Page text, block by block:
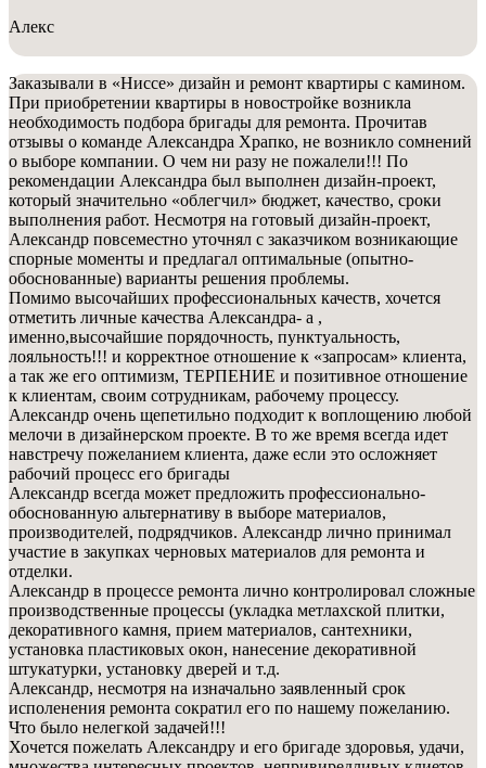
Алекс
Заказывали в «Ниссе» дизайн и ремонт квартиры с камином.
При приобретении квартиры в новостройке возникла
необходимость подбора бригады для ремонта. Прочитав
отзывы о команде Александра Храпко, не возникло сомнений
о выборе компании. О чем ни разу не пожалели!!! По
рекомендации Александра был выполнен дизайн-проект,
который значительно «облегчил» бюджет, качество, сроки
выполнения работ. Несмотря на готовый дизайн-проект,
Александр повсеместно уточнял с заказчиком возникающие
спорные моменты и предлагал оптимальные (опытно-
обоснованные) варианты решения проблемы.
Помимо высочайших профессиональных качеств, хочется
отметить личные качества Александра- а ,
именно,высочайшие порядочность, пунктуальность,
лояльность!!! и корректное отношение к «запросам» клиента,
а так же его оптимизм, ТЕРПЕНИЕ и позитивное отношение
к клиентам, своим сотрудникам, рабочему процессу.
Александр очень щепетильно подходит к воплощению любой
мелочи в дизайнерском проекте. В то же время всегда идет
навстречу пожеланием клиента, даже если это осложняет
рабочий процесс его бригады
Александр всегда может предложить профессионально-
обоснованную альтернативу в выборе материалов,
производителей, подрядчиков. Александр лично принимал
участие в закупках черновых материалов для ремонта и
отделки.
Александр в процессе ремонта лично контролировал сложные
производственные процессы (укладка метлахской плитки,
декоративного камня, прием материалов, сантехники,
установка пластиковых окон, нанесение декоративной
штукатурки, установку дверей и т.д.
Александр, несмотря на изначально заявленный срок
исполенения ремонта сократил его по нашему пожеланию.
Что было нелегкой задачей!!!
Хочется пожелать Александру и его бригаде здоровья, удачи,